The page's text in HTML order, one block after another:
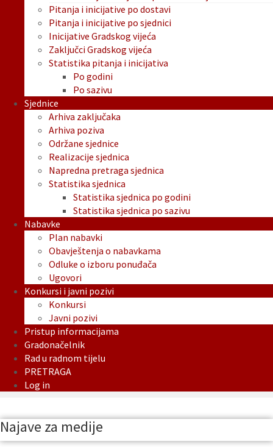
Pitanja i inicijative po dostavi
Pitanja i inicijative po sjednici
Inicijative Gradskog vijeća
Zaključci Gradskog vijeća
Statistika pitanja i inicijativa
Po godini
Po sazivu
Sjednice
Arhiva zaključaka
Arhiva poziva
Održane sjednice
Realizacije sjednica
Napredna pretraga sjednica
Statistika sjednica
Statistika sjednica po godini
Statistika sjednica po sazivu
Nabavke
Plan nabavki
Obavještenja o nabavkama
Odluke o izboru ponuđača
Ugovori
Konkursi i javni pozivi
Konkursi
Javni pozivi
Pristup informacijama
Gradonačelnik
Rad u radnom tijelu
PRETRAGA
Log in
Najave za medije